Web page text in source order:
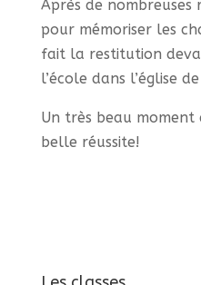
Après de nombreuses
pour mémoriser les
fait la restitution
l’école dans l’église
Un très beau
belle réussite!